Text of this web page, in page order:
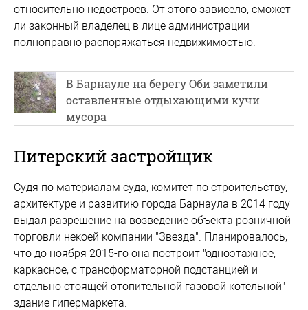
относительно недостроев. От этого зависело, сможет
ли законный владелец в лице администрации
полноправно распоряжаться недвижимостью.
В Барнауле на берегу Оби заметили
оставленные отдыхающими кучи
мусора
Питерский застройщик
Судя по материалам суда, комитет по строительству,
архитектуре и развитию города Барнаула в 2014 году
выдал разрешение на возведение объекта розничной
торговли некоей компании "Звезда". Планировалось,
что до ноября 2015-го она построит "одноэтажное,
каркасное, с трансформаторной подстанцией и
отдельно стоящей отопительной газовой котельной"
здание гипермаркета.